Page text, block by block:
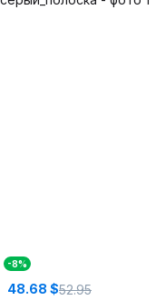
-8%
48.68 $52.95